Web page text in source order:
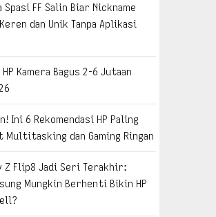
Spasi FF Salin Biar Nickname
dan Unik Tanpa Aplikasi
Kamera Bagus 2-6 Jutaan
Ini 6 Rekomendasi HP Paling
Multitasking dan Gaming Ringan
Z Flip8 Jadi Seri Terakhir:
Mungkin Berhenti Bikin HP